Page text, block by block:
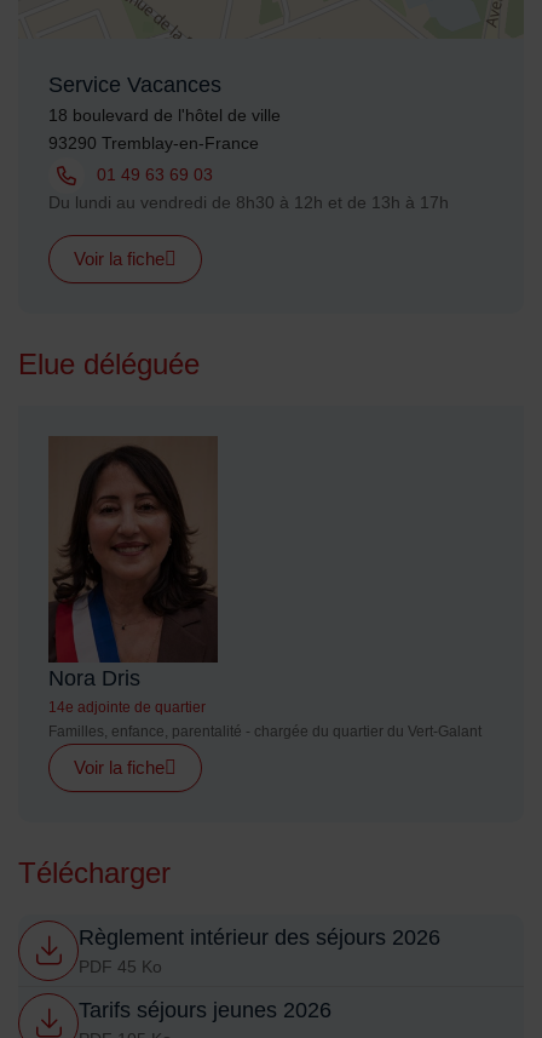
Service Vacances
Adresse :
18 boulevard de l'hôtel de ville
93290 Tremblay-en-France
Tél. :
01 49 63 69 03
Horaires :
Du lundi au vendredi de 8h30 à 12h et de 13h à 17h
Voir la fiche
Elue déléguée
Nora Dris
14e adjointe de quartier
Familles, enfance, parentalité - chargée du quartier du Vert-Galant
Voir la fiche
Télécharger
Règlement intérieur des séjours 2026
PDF 45 Ko
Tarifs séjours jeunes 2026